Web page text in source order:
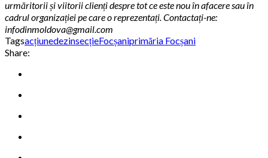
urmăritorii și viitorii clienți despre tot ce este nou în afacere sau în
cadrul organizației pe care o reprezentați. Contactați-ne:
infodinmoldova@gmail.com
TagsacțiunedezinsecțieFocșaniprimăria Focșani
Share: